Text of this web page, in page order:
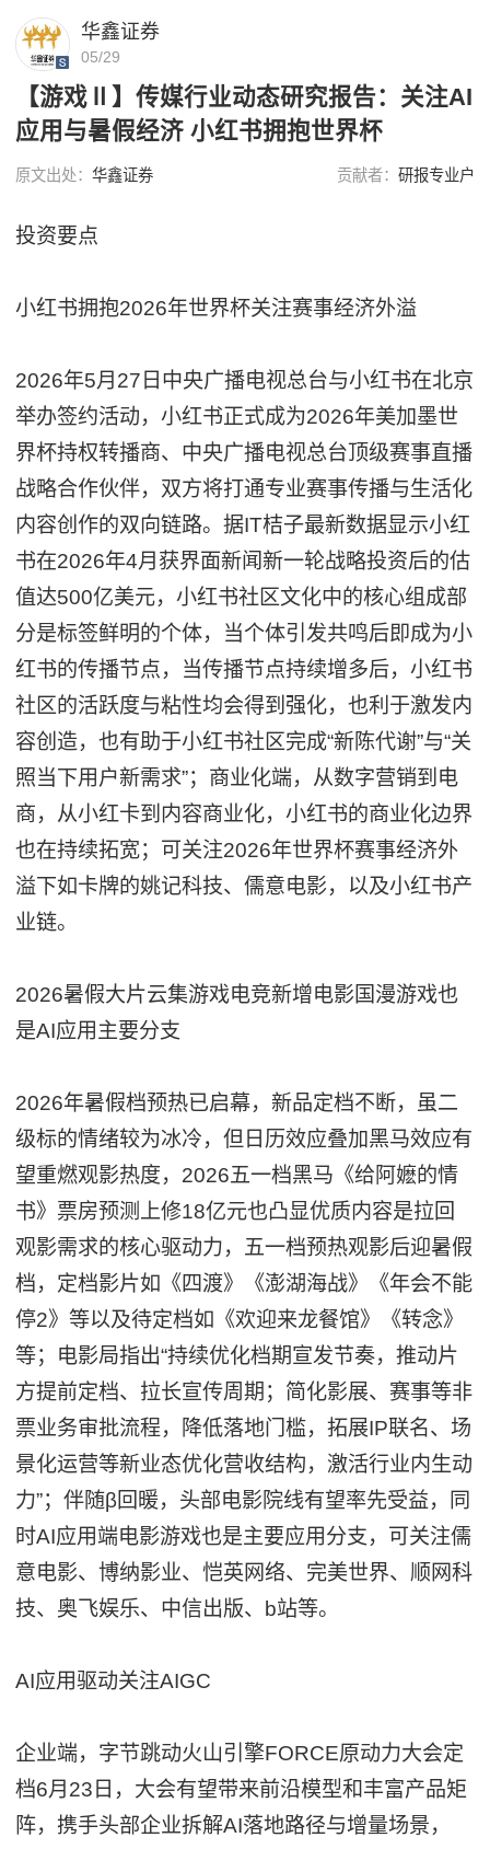
华鑫证券
05/29
【游戏Ⅱ】传媒行业动态研究报告：关注AI
应用与暑假经济 小红书拥抱世界杯
原文出处：华鑫证券 贡献者： 研报专业户
投资要点
小红书拥抱2026年世界杯关注赛事经济外溢
2026年5月27日中央广播电视总台与小红书在北京
举办签约活动，小红书正式成为2026年美加墨世
界杯持权转播商、中央广播电视总台顶级赛事直播
战略合作伙伴，双方将打通专业赛事传播与生活化
内容创作的双向链路。据IT桔子最新数据显示小红
书在2026年4月获界面新闻新一轮战略投资后的估
值达500亿美元，小红书社区文化中的核心组成部
分是标签鲜明的个体，当个体引发共鸣后即成为小
红书的传播节点，当传播节点持续增多后，小红书
社区的活跃度与粘性均会得到强化，也利于激发内
容创造，也有助于小红书社区完成“新陈代谢”与“关
照当下用户新需求”；商业化端，从数字营销到电
商，从小红卡到内容商业化，小红书的商业化边界
也在持续拓宽；可关注2026年世界杯赛事经济外
溢下如卡牌的姚记科技、儒意电影，以及小红书产
业链。
2026暑假大片云集游戏电竞新增电影国漫游戏也
是AI应用主要分支
2026年暑假档预热已启幕，新品定档不断，虽二
级标的情绪较为冰冷，但日历效应叠加黑马效应有
望重燃观影热度，2026五一档黑马《给阿嬷的情
书》票房预测上修18亿元也凸显优质内容是拉回
观影需求的核心驱动力，五一档预热观影后迎暑假
档，定档影片如《四渡》《澎湖海战》《年会不能
停2》等以及待定档如《欢迎来龙餐馆》《转念》
等；电影局指出“持续优化档期宣发节奏，推动片
方提前定档、拉长宣传周期；简化影展、赛事等非
票业务审批流程，降低落地门槛，拓展IP联名、场
景化运营等新业态优化营收结构，激活行业内生动
力”；伴随β回暖，头部电影院线有望率先受益，同
时AI应用端电影游戏也是主要应用分支，可关注儒
意电影、博纳影业、恺英网络、完美世界、顺网科
技、奥飞娱乐、中信出版、b站等。
AI应用驱动关注AIGC
企业端，字节跳动火山引擎FORCE原动力大会定
档6月23日，大会有望带来前沿模型和丰富产品矩
阵，携手头部企业拆解AI落地路径与增量场景，